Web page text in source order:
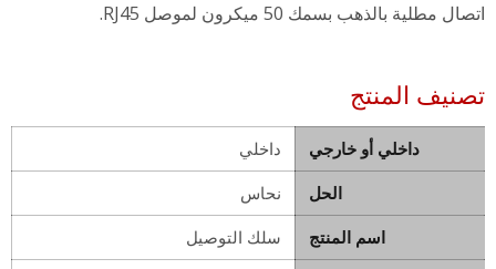
اتصال مطلية بالذهب بسمك 50 ميكرون لموصل RJ45.
تصنيف المنتج
داخلي أو خارجي
داخلي
الحل
نحاس
اسم المنتج
سلك التوصيل